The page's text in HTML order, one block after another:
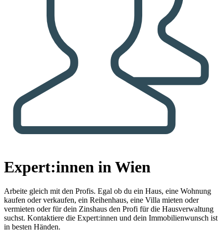
Expert:innen in Wien
Arbeite gleich mit den Profis. Egal ob du ein Haus, eine Wohnung
kaufen oder verkaufen, ein Reihenhaus, eine Villa mieten oder
vermieten oder für dein Zinshaus den Profi für die Hausverwaltung
suchst. Kontaktiere die Expert:innen und dein Immobilienwunsch ist
in besten Händen.